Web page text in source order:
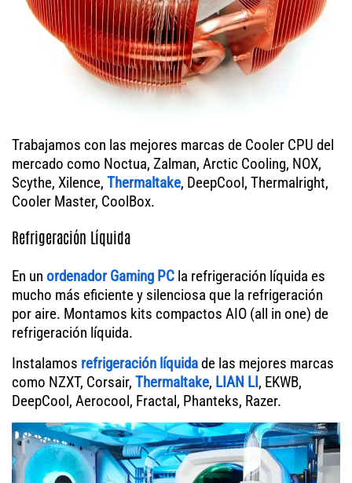
Trabajamos con las mejores marcas de Cooler CPU del
mercado como Noctua, Zalman, Arctic Cooling, NOX,
Scythe, Xilence, Thermaltake, DeepCool, Thermalright,
Cooler Master, CoolBox.
Refrigeración Líquida
En un ordenador Gaming PC la refrigeración líquida es
mucho más eficiente y silenciosa que la refrigeración
por aire. Montamos kits compactos AIO (all in one) de
refrigeración líquida.
Instalamos refrigeración líquidade las mejores marcas
como NZXT, Corsair, Thermaltake, LIAN LI, EKWB,
DeepCool, Aerocool, Fractal, Phanteks, Razer.